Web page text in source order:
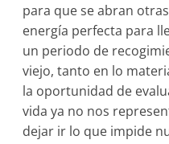
para que se abran
energía perfecta para
un periodo de
viejo, tanto en lo
la oportunidad de
vida ya no nos
dejar ir lo que impide